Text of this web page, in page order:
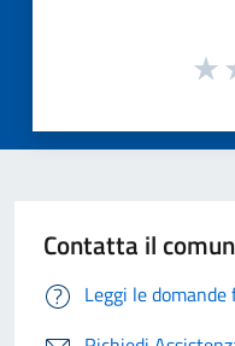
Contatta il
Leggi le